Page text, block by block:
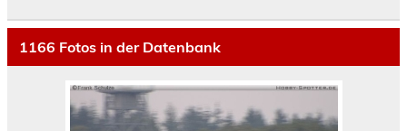
1166 Fotos in der Datenbank